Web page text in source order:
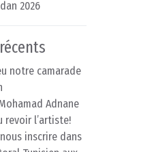
2026
notre camarade
Adnane
revoir l’artiste!
inscrire dans